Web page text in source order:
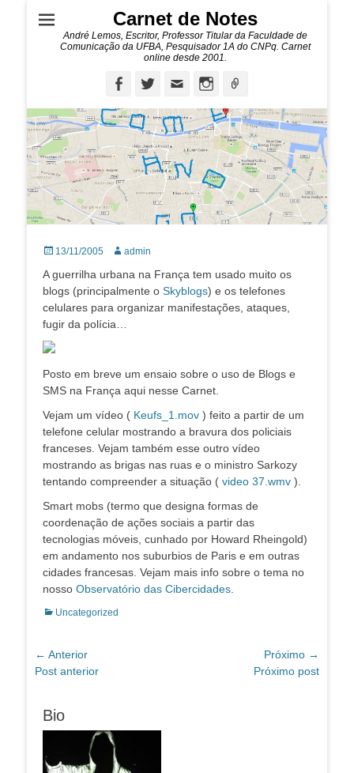
Carnet de Notes
André Lemos, Escritor, Professor Titular da Faculdade de
Comunicação da UFBA, Pesquisador 1A do CNPq. Carnet
online desde 2001.
FacebookTwitterEmail Instagram
Posted
13/11/2005 Autor:admin
A guerrilha urbana na França tem usado muito os
blogs (principalmente o Skyblogs) e os telefones
celulares para organizar manifestações, ataques,
fugir da polícia…
Posto em breve um ensaio sobre o uso de Blogs e
SMS na França aqui nesse Carnet.
Vejam um vídeo ( Keufs_1.mov ) feito a partir de um
telefone celular mostrando a bravura dos policiais
franceses. Vejam também esse outro vídeo
mostrando as brigas nas ruas e o ministro Sarkozy
tentando compreender a situação ( video 37.wmv ).
Smart mobs (termo que designa formas de
coordenação de ações sociais a partir das
tecnologias móveis, cunhado por Howard Rheingold)
em andamento nos suburbios de Paris e em outras
cidades francesas. Vejam mais info sobre o tema no
nosso Observatório das Cibercidades
Categorias:
Uncategorized
Navegação
de
← Anterior
Post
Post anterior
Próximo →
Próximo post
Bio